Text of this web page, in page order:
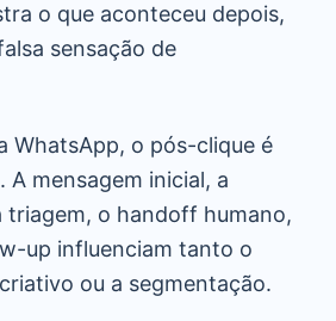
o que aconteceu depois,
sensação de
WhatsApp, o pós-clique é
mensagem inicial, a
triagem, o handoff humano,
up influenciam tanto o
ou a segmentação.